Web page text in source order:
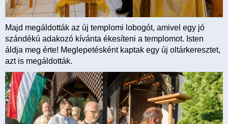
Majd megáldották az új templomi lobogót, amivel egy jó
szándékú adakozó kívánta ékesíteni a templomot. Isten
áldja meg érte! Meglepetésként kaptak egy új oltárkeresztet,
azt is megáldották.